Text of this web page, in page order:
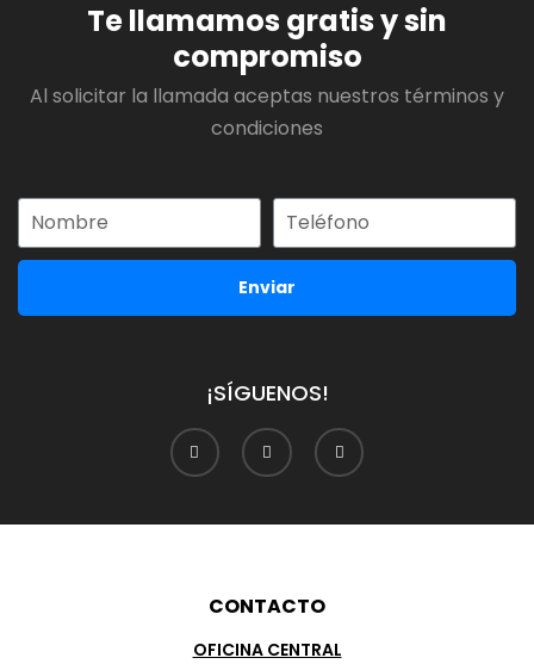
Te llamamos gratis y sin
compromiso
Al solicitar la llamada aceptas nuestros términos y
condiciones
Enviar
¡SÍGUENOS!
CONTACTO
OFICINA CENTRAL